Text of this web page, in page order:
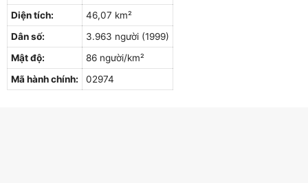
Diện tích:
46,07 km²
Dân số:
3.963 người (1999)
Mật độ:
86 người/km²
Mã hành chính:
02974